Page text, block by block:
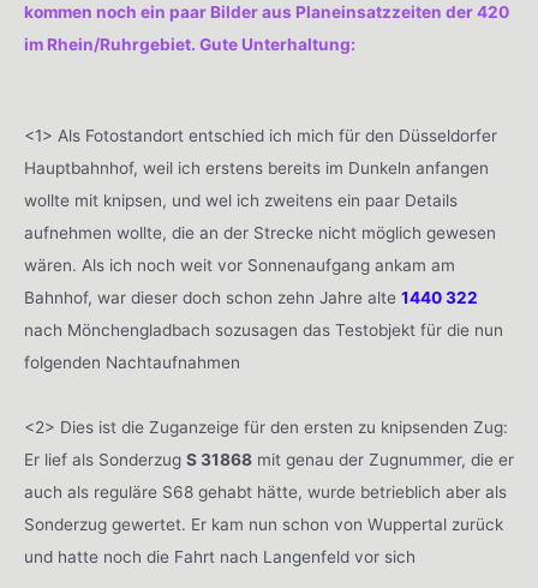
kommen noch ein paar Bilder aus Planeinsatzzeiten der 420
im Rhein/Ruhrgebiet. Gute Unterhaltung:
<1> Als Fotostandort entschied ich mich für den Düsseldorfer
Hauptbahnhof, weil ich erstens bereits im Dunkeln anfangen
wollte mit knipsen, und wel ich zweitens ein paar Details
aufnehmen wollte, die an der Strecke nicht möglich gewesen
wären. Als ich noch weit vor Sonnenaufgang ankam am
Bahnhof, war dieser doch schon zehn Jahre alte 1440 322
nach Mönchengladbach sozusagen das Testobjekt für die nun
folgenden Nachtaufnahmen
<2> Dies ist die Zuganzeige für den ersten zu knipsenden Zug:
Er lief als Sonderzug S 31868 mit genau der Zugnummer, die er
auch als reguläre S68 gehabt hätte, wurde betrieblich aber als
Sonderzug gewertet. Er kam nun schon von Wuppertal zurück
und hatte noch die Fahrt nach Langenfeld vor sich